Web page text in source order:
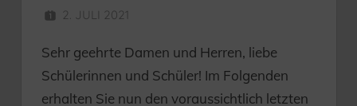
2. JULI 2021
Sehr geehrte Damen und Herren, liebe
Schülerinnen und Schüler! Im Folgenden
erhalten Sie nun den voraussichtlich letzten